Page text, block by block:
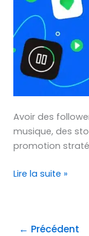
Avoir des
musique, des
promotion
Lire la suite »
← Précédent